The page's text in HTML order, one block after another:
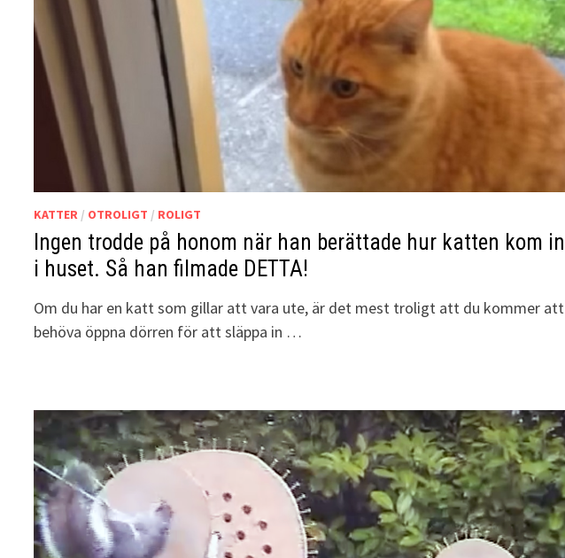
KATTER / OTROLIGT / ROLIGT
Ingen trodde på honom när han berättade hur katten kom in
i huset. Så han filmade DETTA!
Om du har en katt som gillar att vara ute, är det mest troligt att du kommer att
behöva öppna dörren för att släppa in …